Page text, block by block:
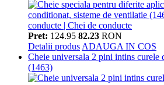
Pret: 124.95 82.23 RON
Detalii produs ADAUGA IN COS
Cheie universala 2 pini intins curele
(1463)